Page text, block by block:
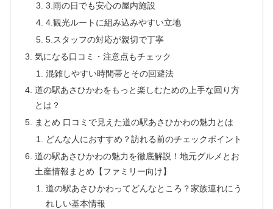
3.雨の日でも安心の屋内施設
4.観光ルートに組み込みやすい立地
5.スタッフの対応が親切で丁寧
気になる口コミ・注意点もチェック
混雑しやすい時間帯とその回避法
道の駅あさひかわをもっと楽しむための上手な回り方
とは？
まとめ 口コミで見えた道の駅あさひかわの魅力とは
どんな人におすすめ？訪れる前のチェックポイント
道の駅あさひかわの魅力を徹底解説！地元グルメとお
土産情報まとめ【ファミリー向け】
道の駅あさひかわってどんなところ？家族連れにう
れしい基本情報